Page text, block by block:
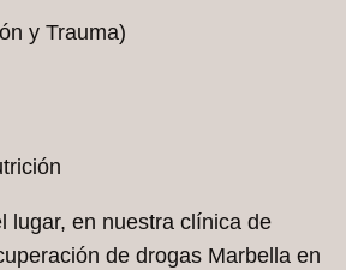
y Trauma)
lugar, en nuestra clínica de
de drogas Marbella en